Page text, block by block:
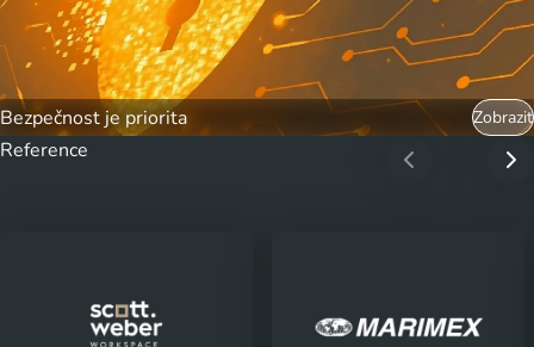
Bezpečnost je priorita Zobrazit
Reference